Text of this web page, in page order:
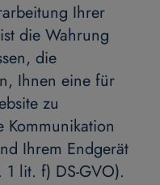
Ihrer
die Wahrung
die
Ihnen eine für
zu
Kommunikation
Ihrem Endgerät
lit. f) DS-GVO).